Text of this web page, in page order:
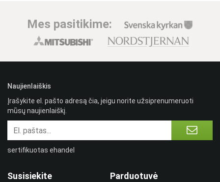
Mes pasitikime:
Susisiekite Parduotuvė
Naujienlaiškis
Įrašykite el. pašto adresą čia, jeigu norite užsiprenumeruoti
mūsų naujienlaiškį.
sertifikuotas ehandel